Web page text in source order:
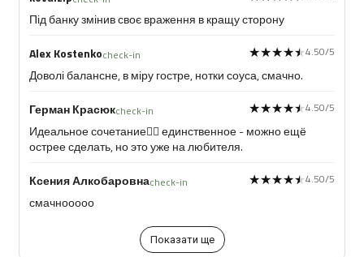
Під банку змінив своє враження в кращу сторону
Alex Kostenkocheck-in ★★★★★
★★★★★4.50/5
Доволі балансне, в міру гостре, нотки соуса, смачно.
Герман Красюкcheck-in ★★★★★
★★★★★4.50/5
Идеальное сочетание❤️‍🔥 единственное - можно ещё
острее сделать, но это уже на любителя.
Ксения Алкобаровнаcheck-in ★★★★★
★★★★★4.50/5
смачнооооо
Показати ще